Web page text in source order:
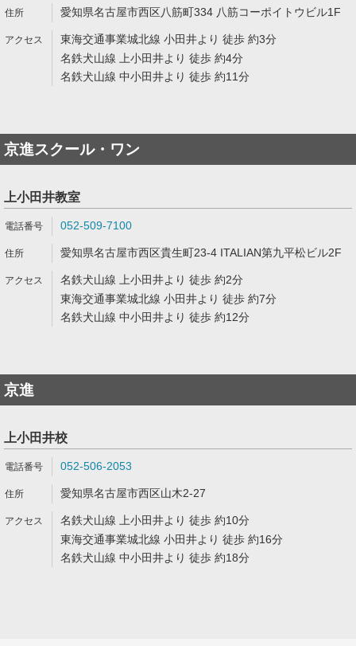
愛知県名古屋市西区八筋町334 八筋コーポイトウビル1F
東海交通事業城北線 小田井より 徒歩 約3分
名鉄犬山線 上小田井より 徒歩 約4分
名鉄犬山線 中小田井より 徒歩 約11分
京進スクール・ワン
上小田井教室
052-509-7100
愛知県名古屋市西区貴生町23-4 ITALIAN第九平松ビル2F
名鉄犬山線 上小田井より 徒歩 約2分
東海交通事業城北線 小田井より 徒歩 約7分
名鉄犬山線 中小田井より 徒歩 約12分
京進
上小田井校
052-506-2053
愛知県名古屋市西区山木2-27
名鉄犬山線 上小田井より 徒歩 約10分
東海交通事業城北線 小田井より 徒歩 約16分
名鉄犬山線 中小田井より 徒歩 約18分